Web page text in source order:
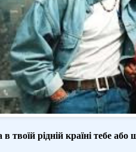
твоїй рідній країні тебе